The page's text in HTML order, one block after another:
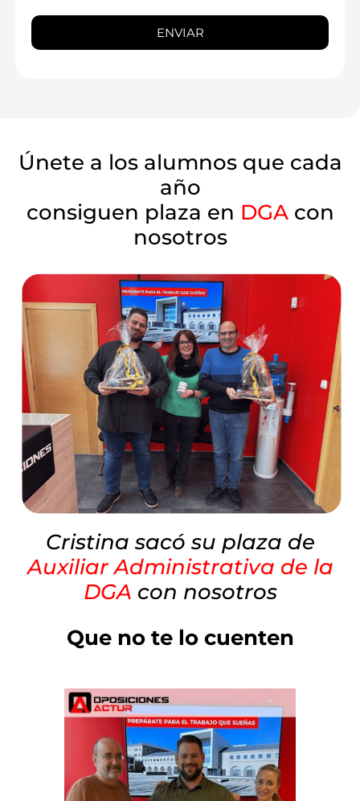
Únete a los alumnos que cada
año
consiguen plaza en DGAcon
nosotros
Cristina sacó su plaza de
Auxiliar Administrativa de la
DGA con nosotros
Que no te lo cuenten